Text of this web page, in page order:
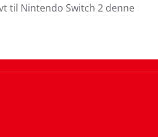
til Nintendo Switch 2 denne